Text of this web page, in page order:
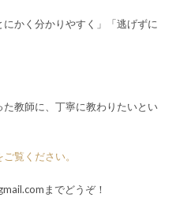
かく分かりやすく」「逃げずに
た教師に、丁寧に教わりたいとい
覧ください。
までどうぞ！